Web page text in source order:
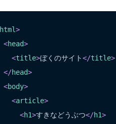
html>
<head>
<title>ぼくのサイト</title>
</head>
<body>
<article>
<h1>すきなどうぶつ</h1>